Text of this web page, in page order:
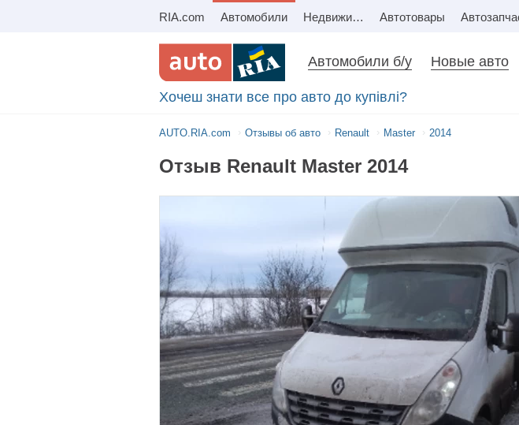
RIA.com Автомобили Недвижимость Автотовары
Автомобили б/у Новые авто
Хочеш знати все про авто до купівлі?
AUTO.RIA.com Отзывы об авто Renault Master 2014
Отзыв Renault Master 2014